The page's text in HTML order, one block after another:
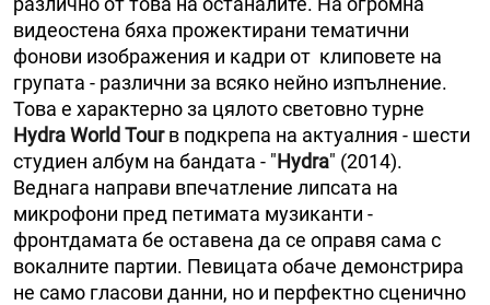
видеостена бяха прожектирани тематични
фонови изображения и кадри от клиповете на
групата - различни за всяко нейно изпълнение.
Това е характерно за цялото световно турне
Hydra World Tourв подкрепа на актуалния - шести
студиен албум на бандата - "Hydra" (2014).
Веднага направи впечатление липсата на
микрофони пред петимата музиканти -
фронтдамата бе оставена да се оправя сама с
вокалните партии. Певицата обаче демонстрира
не само гласови данни, но и перфектно сценично